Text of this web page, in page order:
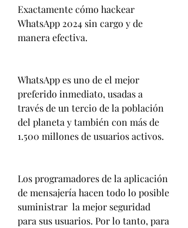
Exactamente cómo hackear
WhatsApp 2024 sin cargo y de
manera efectiva.
WhatsApp es uno de el mejor
preferido inmediato, usadas a
través de un tercio de la población
del planeta y también con más de
1.500 millones de usuarios activos.
Los programadores de la aplicación
de mensajería hacen todo lo posible
suministrar  la mejor seguridad
para sus usuarios. Por lo tanto, para